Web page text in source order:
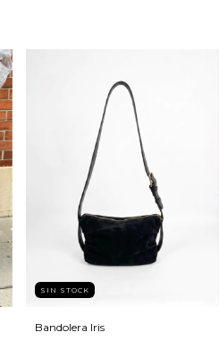
SIN STOCK
Bandolera Iris